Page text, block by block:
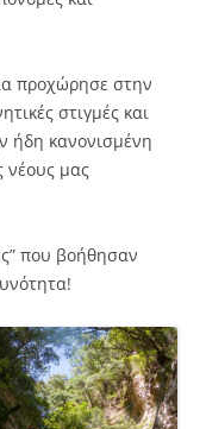
προχώρησε στην
στιγμές και
ήδη κανονισμένη
νέους μας
που βοήθησαν